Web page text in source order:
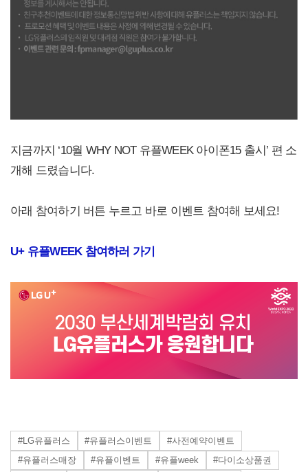
지금까지 ‘10월 WHY NOT 유플WEEK 아이폰15 출시’ 편 소
개해 드렸습니다.
아래 참여하기 버튼 누르고 바로 이벤트 참여해 보세요!
U+ 유플WEEK 참여하러 가기
#LG유플러스 #유플러스이벤트
#사전예약이벤트
#유플러스매장
#유플이벤트 #유플week
#다이소상품권